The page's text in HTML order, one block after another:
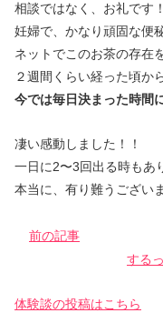
相談ではなく、お礼です
妊婦で、かなり頑固な便
ネットでこのお茶の存在
２週間くらい経った頃か
今では毎日決まった時間
凄い感動しました！！
一日に2〜3回出る時もあ
本当に、有り難うござい
前の記事
する
体験談の投稿はこちら